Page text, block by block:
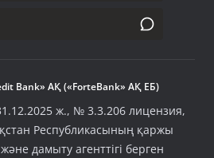
Bank» АҚ («ForteBank» АҚ ЕБ)
ж., № 3.3.206 лицензия,
Республикасының қаржы
дамыту агенттігі берген